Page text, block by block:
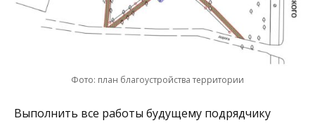
Фото: план благоустройства территории
Выполнить все работы будущему подрядчику